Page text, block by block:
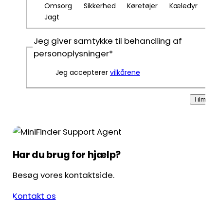
Omsorg Sikkerhed Køretøjer
Kæledyr
Jagt
Jeg giver samtykke til behandling af
personoplysninger*
Jeg accepterer vilkårene
Tilmeld
Har du brug for hjælp?
Besøg vores kontaktside.
Kontakt os